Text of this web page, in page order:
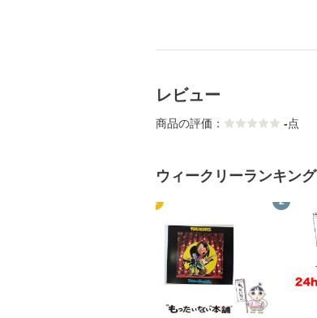
レビュー
商品の評価： -点
ウィークリーランキング
1 2